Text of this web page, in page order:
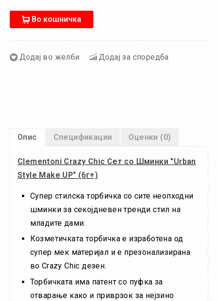
Во кошничка
Додај во желби Додај за споредба
Опис Спецификации Оценки (0)
Clementoni Crazy Chic Сет со Шминки "Urban
Style Make UP" (6г+)
Супер стилска торбичка со сите неопходни
шминки за секојдневен тренди стил на
младите дами.
Козметичката торбичка е изработена од
супер мек материјал и е презонализирана
во Crazy Chic дезен.
Торбичката има патент со пуфка за
отварање како и приврзок за нејзино